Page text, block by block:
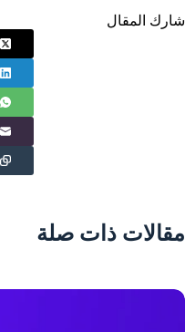
شارك المقال
مقالات ذات صلة